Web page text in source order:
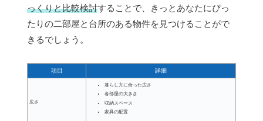
っくりと比較検討することで、きっとあなたにぴっ
たりの二部屋と台所のある物件を見つけることがで
きるでしょう。
項目 詳細
広さ
暮らし方に合った広さ
各部屋の大きさ
収納スペース
家具の配置